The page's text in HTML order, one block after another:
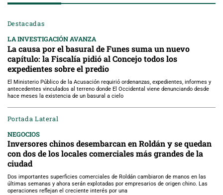
Destacadas
LA INVESTIGACIÓN AVANZA
La causa por el basural de Funes suma un nuevo
capítulo: la Fiscalía pidió al Concejo todos los
expedientes sobre el predio
El Ministerio Público de la Acusación requirió ordenanzas, expedientes, informes y
antecedentes vinculados al terreno donde El Occidental viene denunciando desde
hace meses la existencia de un basural a cielo
Portada Lateral
NEGOCIOS
Inversores chinos desembarcan en Roldán y se quedan
con dos de los locales comerciales más grandes de la
ciudad
Dos importantes superficies comerciales de Roldán cambiaron de manos en las
últimas semanas y ahora serán explotadas por empresarios de origen chino. Las
operaciones reflejan el creciente interés por una